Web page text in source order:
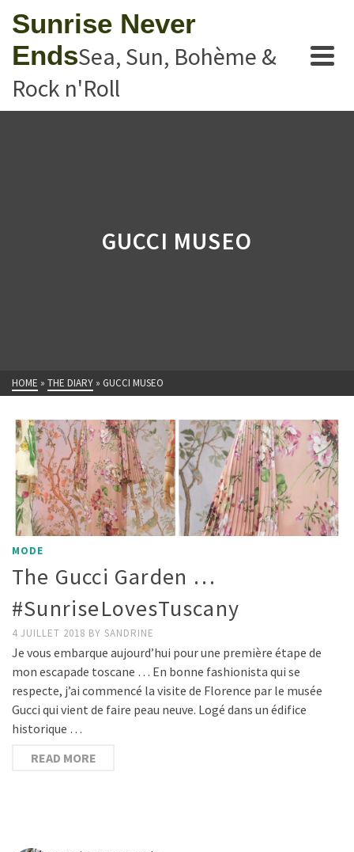
Sunrise Never
EndsSea, Sun, Bohème &
Rock n'Roll
GUCCI MUSEO
HOME » THE DIARY » GUCCI MUSEO
MODE
The Gucci Garden …
#SunriseLovesTuscany
4 JUILLET 2018 BY SANDRINE
Je vous embarque aujourd’hui pour une première étape de
mon escapade toscane … En bonne fashionista qui se
respecte, j’ai commencé la visite de Florence par le musée
Gucci qui vient de faire peau neuve. Logé dans un édifice
historique …
READ MORE